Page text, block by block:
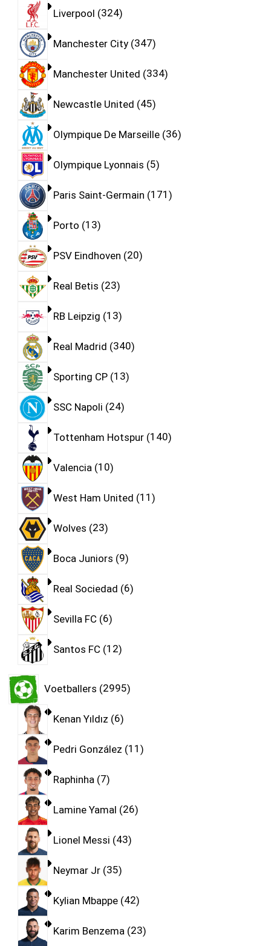
Liverpool 324
Manchester City 347
Manchester United 334
Newcastle United 45
Olympique De Marseille 36
Olympique Lyonnais 5
Paris Saint-Germain 171
Porto 13
PSV Eindhoven 20
Real Betis 23
RB Leipzig 13
Real Madrid 340
Sporting CP 13
SSC Napoli 24
Tottenham Hotspur 140
Valencia 10
West Ham United 11
Wolves 23
Boca Juniors 9
Real Sociedad 6
Sevilla FC 6
Santos FC 12
Voetballers 2995
Kenan Yıldız 6
Pedri González 11
Raphinha 7
Lamine Yamal 26
Lionel Messi 43
Neymar Jr 35
Kylian Mbappe 42
Karim Benzema 23